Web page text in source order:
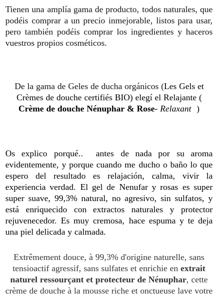
Tienen una amplía gama de producto, todos naturales, que
podéis comprar a un precio inmejorable, listos para usar,
pero también podéis comprar los ingredientes y haceros
vuestros propios cosméticos.
De la gama de Geles de ducha orgánicos (Les Gels et
Crèmes de douche certifiés BIO) elegí el Relajante (
Crème de douche Nénuphar & Rose- Relaxant )
Os explico porqué.. antes de nada por su aroma
evidentemente, yporque cuando me ducho o baño lo que
espero del resultado es relajación, calma, vivir la
experiencia verdad. El gel de Nenufar y rosas es super
super suave, 99,3% natural, no agresivo, sin sulfatos, y
está enriquecido con extractos naturales y protector
rejuvenecedor. Es muy cremosa, hace espuma y te deja
una piel delicada y calmada.
Extrêmement douce, à 99,3% d'origine naturelle, sans
tensioactif agressif, sans sulfates et enrichie en extrait
naturel ressourçant et protecteur de Nénuphar, cette
crème de douche à la mousse riche et onctueuse lave votre